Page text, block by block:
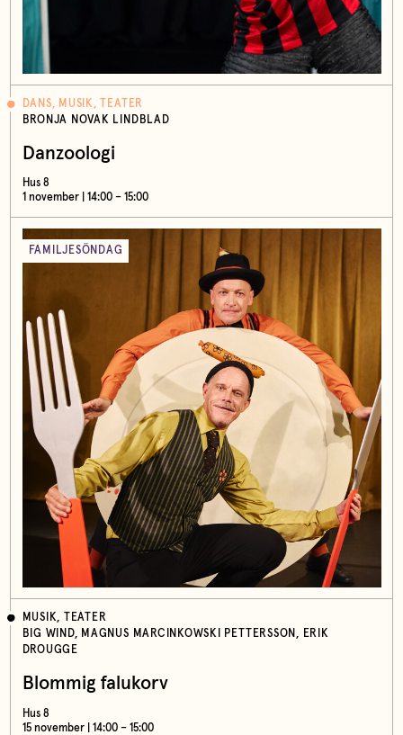
DANS, MUSIK, TEATER
BRONJA NOVAK LINDBLAD
Danzoologi
Hus 8
1 november | 14:00 – 15:00
FAMILJESÖNDAG
MUSIK, TEATER
BIG WIND, MAGNUS MARCINKOWSKI PETTERSSON, ERIK
DROUGGE
Blommig falukorv
Hus 8
15 november | 14:00 – 15:00